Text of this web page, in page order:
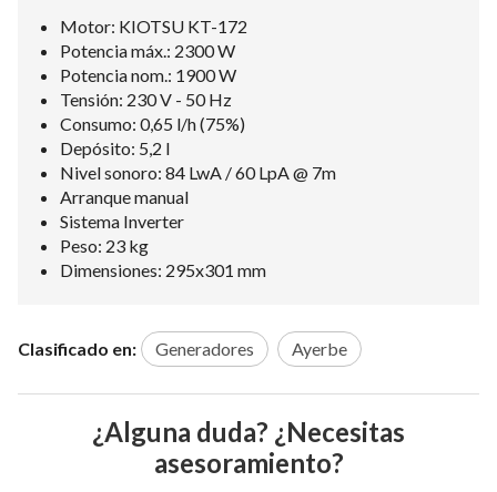
Motor: KIOTSU KT-172
Potencia máx.: 2300 W
Potencia nom.: 1900 W
Tensión: 230 V - 50 Hz
Consumo: 0,65 l/h (75%)
Depósito: 5,2 l
Nivel sonoro: 84 LwA / 60 LpA @ 7m
Arranque manual
Sistema Inverter
Peso: 23 kg
Dimensiones: 295x301 mm
Clasificado en: Generadores Ayerbe
¿Alguna duda? ¿Necesitas
asesoramiento?